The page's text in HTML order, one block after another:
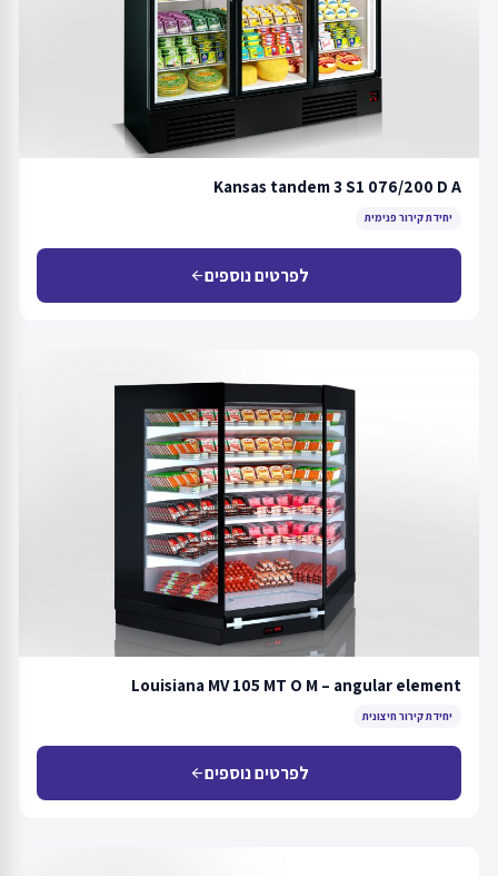
Kansas tandem 3 S1 076/200 D A
יחידת קירור פנימית
לפרטים נוספיםarrow_back
Louisiana MV 105 MT O M – angular element
יחידת קירור חיצונית
לפרטים נוספיםarrow_back